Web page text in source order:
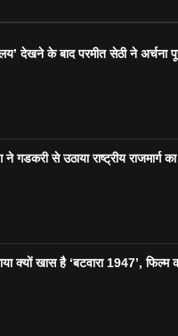
देखने के बाद परमीत सेठी ने अर्चना
गडकरी से उठाया राष्ट्रीय राजमार्ग का
क्यों खास है ‘बटवारा 1947’, फिल्म